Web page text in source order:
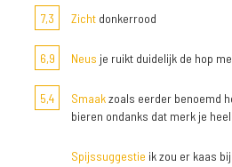
7,3
Zicht donkerrood
6,9 Neus je ruikt duidelijk de hop
5,4 Smaakzoals eerder benoemd
bieren ondanks dat merk je
Spijssuggestie ik zou er kaas